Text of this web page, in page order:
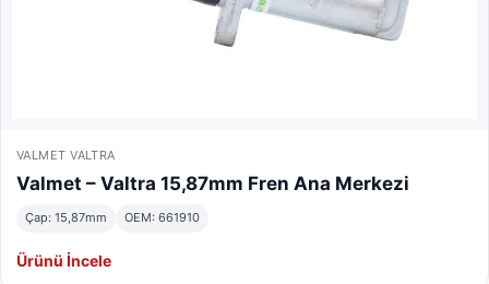
VALMET VALTRA
Valmet – Valtra 15,87mm Fren Ana Merkezi
Çap: 15,87mm OEM: 661910
Ürünü İncele